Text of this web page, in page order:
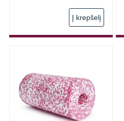
Į krepšelį